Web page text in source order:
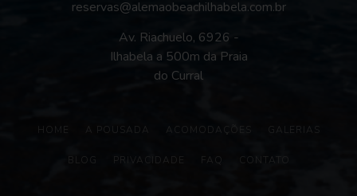
reservas@alemaobeachilhabela.com.br
Av. Riachuelo, 6926 -
Ilhabela a 500m da Praia
do Curral
HOME A POUSADA ACOMODAÇÕES GALERIAS
BLOG PRIVACIDADE FAQ CONTATO